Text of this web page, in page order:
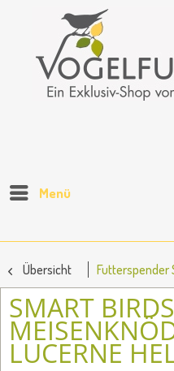
Menü
Übersicht Futterspender
SMART BIRDS
LUCERNE